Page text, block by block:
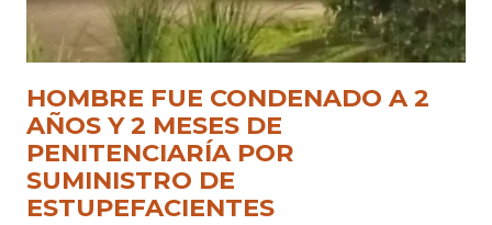
HOMBRE FUE CONDENADO A 2
AÑOS Y 2 MESES DE
PENITENCIARÍA POR
SUMINISTRO DE
ESTUPEFACIENTES